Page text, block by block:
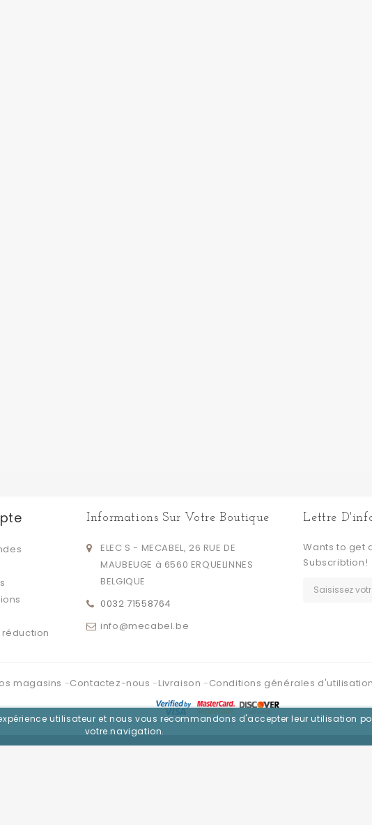
utilisateur et nous vous recommandons d'accepter leur utilisation
votre navigation.
Informations Sur Votre Boutique
ELEC S - MECABEL, 26 RUE DE
MAUBEUGE à 6560 ERQUELINNES
BELGIQUE
0032 71558764
info@mecabel.be
Lettre
Wants to get
Subscribtion!
magasins Contactez-nous Livraison Conditions générales